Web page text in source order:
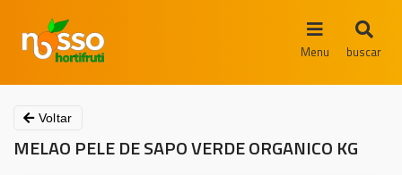
Menu buscar
Voltar
MELAO PELE DE SAPO VERDE ORGANICO KG